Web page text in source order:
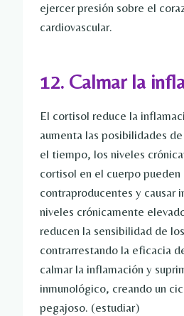
ejercer presión sobre el
cardiovascular.
12. Calmar la
El cortisol reduce la
aumenta las posibilidades
el tiempo, los niveles
cortisol en el cuerpo pueden
contraproducentes y causar
niveles crónicamente
reducen la sensibilidad de
contrarrestando la eficacia
calmar la inflamación y
inmunológico, creando un
pegajoso. (estudiar)